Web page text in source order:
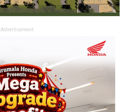
Advertisement